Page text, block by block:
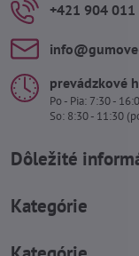
+421 904 011
prevádzkové
Po - Pia: 7:30 -
So: 8:30 - 11:30
Dôležité
Kategórie